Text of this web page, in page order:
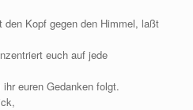
Kopf gegen den Himmel, laßt
euch auf jede
euren Gedanken folgt.